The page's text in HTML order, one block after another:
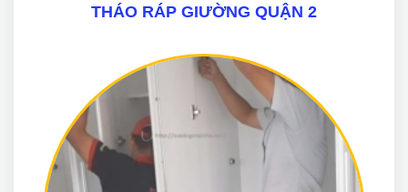
THÁO RÁP GIƯỜNG QUẬN 2